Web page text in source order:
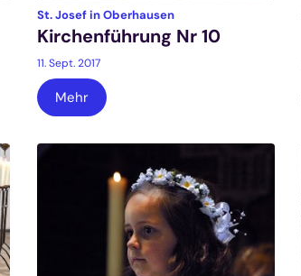
St. Josef in Oberhausen:
Kirchenführung Nr 10
11. Sept. 2017
Mehr